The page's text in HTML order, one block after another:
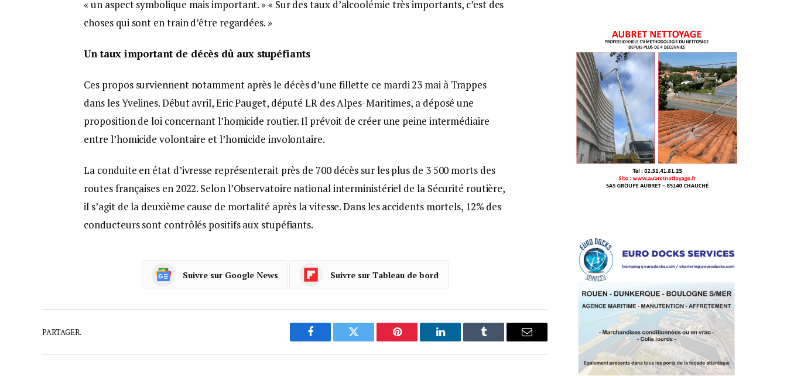
« un aspect symbolique mais important. » « Sur des taux d’alcoolémie très importants, c’est des
choses qui sont en train d’être regardées. »
Un taux important de décès dû aux stupéfiants
Ces propos surviennent notamment après le décès d’une fillette ce mardi 23 mai à Trappes
dans les Yvelines. Début avril, Eric Pauget, député LR des Alpes-Maritimes, a déposé une
proposition de loi concernant l’homicide routier. Il prévoit de créer une peine intermédiaire
entre l’homicide volontaire et l’homicide involontaire.
La conduite en état d’ivresse représenterait près de 700 décès sur les plus de 3 500 morts des
routes françaises en 2022. Selon l’Observatoire national interministériel de la Sécurité routière,
il s’agit de la deuxième cause de mortalité après la vitesse. Dans les accidents mortels, 12% des
conducteurs sont contrôlés positifs aux stupéfiants.
Suivre sur Google News Suivre sur Tableau de bord
PARTAGER.
Facebook Twitter Pinterest LinkedIn Tumblr Courriel